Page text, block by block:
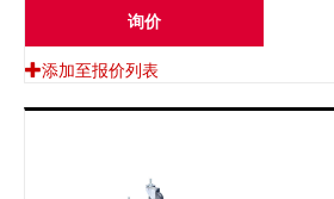
询价
添加至报价列表